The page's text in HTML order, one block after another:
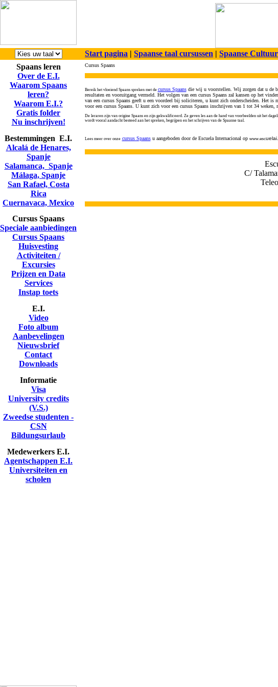
Start pagina | Spaanse taal cursussen | Spaanse Cultuur
Spaans leren
Over de E.I.
Waarom Spaans
leren?
Waarom E.I.?
Gratis folder
Nu inschrijven!
Bestemmingen E.I.
Alcalá de Henares,
Spanje
Salamanca, Spanje
Málaga, Spanje
San Rafael, Costa
Rica
Cuernavaca, Mexico
Cursus Spaans
Speciale aanbiedingen
Cursus Spaans
Huisvesting
Activiteiten /
Excursies
Prijzen en Data
Services
Instap toets
E.I.
Video
Foto album
Aanbevelingen
Nieuwsbrief
Contact
Downloads
Informatie
Visa
University credits
(V.S.)
Zweedse studenten -
CSN
Bildungsurlaub
Medewerkers E.I.
Agentschappen E.I.
Universiteiten en
scholen
Cursus Spaans
Bereik het vloeiend Spaans spreken met de cursus Spaans die wij u voorstellen. Wij zorgen dat u de
resultaten en vooruitgang vermeld. Het volgen van een cursus Spaans zal kansen op het
van een cursus Spaans geeft u een voordeel bij soliciteren, u kunt zich onderscheiden. Het is
voor een cursus Spaans. U kunt zich voor een cursus Spaans inschrijven van 1 tot 34 weken,
De leraren zijn van origine Spaans en zijn gekwalificeerd. Ze geven les aan de hand van voorbeelden uit het
wordt vooral aandacht besteed aan het spreken, begrijpen en het schrijven van de Spaanse taal.
Lees meer over onze cursus Spaans u aangeboden door de Escuela Internacional op www.esc
C/